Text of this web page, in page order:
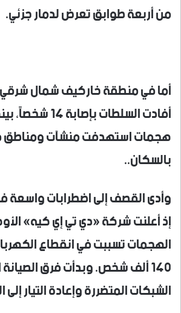
من أربعة طوابق تعرض لدمار جزئي.
أما في منطقة خاركيف شمال شرقي
أفادت السلطات
هجمات استهدفت منشآت ومناطق
بالسكان..
وأدى القصف إلى اضطرابات واسعة
إذ أعلنت شركة «دي تي إي كيه»
الهجمات تسببت في انقطاع
140 ألف شخص. وبدأت فرق
الشبكات المتضررة وإعادة التيار